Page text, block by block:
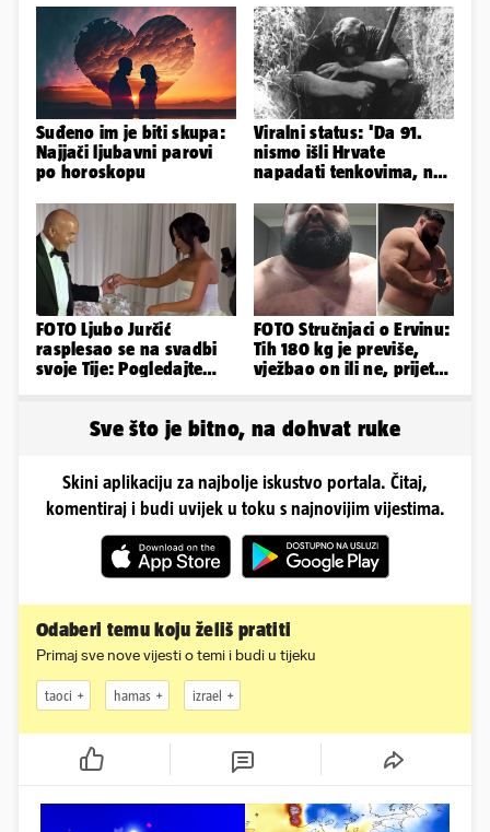
Suđeno im je biti skupa:
Najjači ljubavni parovi
po horoskopu
Viralni status: 'Da 91.
nismo išli Hrvate
napadati tenkovima, ne
traktorima'
FOTO Ljubo Jurčić
rasplesao se na svadbi
svoje Tije: Pogledajte
FOTO Stručnjaci o Ervinu:
Tih 180 kg je previše,
vježbao on ili ne, prijete
Sve što je bitno, na dohvat ruke
Skini aplikaciju za najbolje iskustvo portala. Čitaj,
komentiraj i budi uvijek u toku s najnovijim vijestima.
Odaberi temu koju želiš pratiti
Primaj sve nove vijesti o temi i budi u tijeku
taoci hamas izrael